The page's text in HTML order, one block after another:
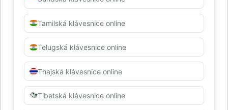
Tamilská klávesnice online
Telugská klávesnice online
Thajská klávesnice online
Tibetská klávesnice online